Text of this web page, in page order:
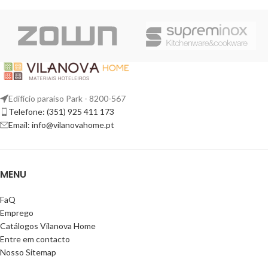
Edifício paraíso Park - 8200-567
Telefone: (351) 925 411 173
Email: info@vilanovahome.pt
MENU
FaQ
Emprego
Catálogos Vilanova Home
Entre em contacto
Nosso Sitemap